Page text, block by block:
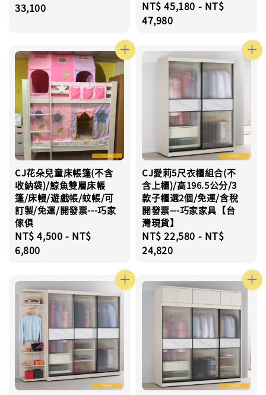
price
33,100
Regular
price
NT$ 45,180 - NT$
47,980
CJ花朵兒童床帳篷(不含
收納袋)/鯨魚雙層床帳
篷/床幔/遊戲帳/蚊帳/可
訂製/免運/開發票---巧家
傢俱
Regular
price
NT$ 4,500 - NT$
6,800
CJ愛莉5尺衣櫃組合(不
含上櫃)/高196.5公分/3
款子櫃選2個/免運/含稅
開發票---巧家家具【台
灣現貨】
Regular
price
NT$ 22,580 - NT$
24,820